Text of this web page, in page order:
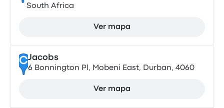
South Africa
Ver mapa
CJacobs
6 Bonnington Pl, Mobeni East, Durban, 4060
Ver mapa